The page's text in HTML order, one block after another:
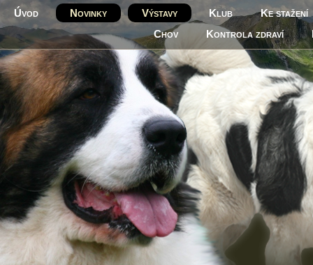
Úvod Novinky Výstavy Klub
Ke stažení
Chov
Kontrola zdraví